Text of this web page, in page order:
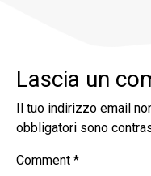
Lascia un
Il tuo indirizzo email
obbligatori sono
Comment *